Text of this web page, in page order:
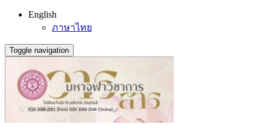
English
ภาษาไทย
Toggle navigation